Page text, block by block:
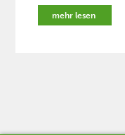
mehr lesen